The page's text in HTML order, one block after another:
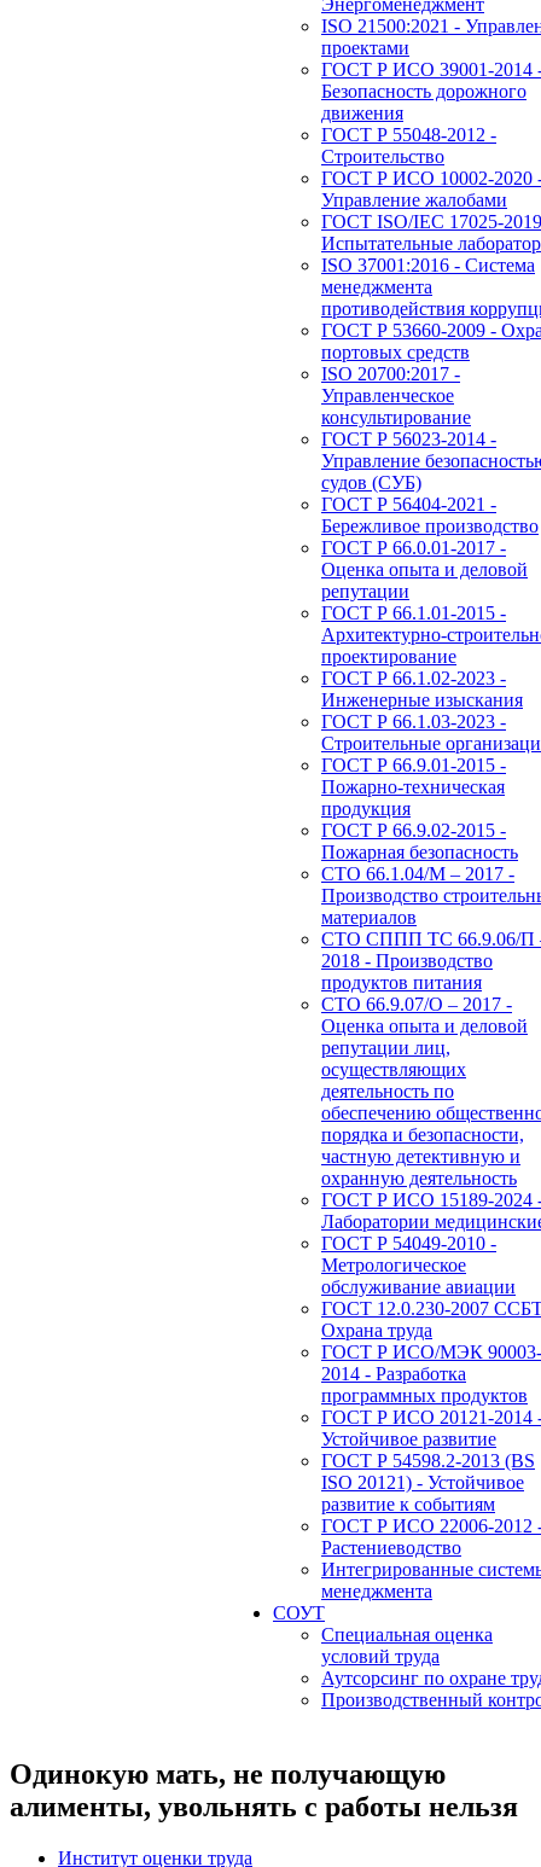
Энергоменеджмент
ISO 21500:2021 -
проектами
ГОСТ Р ИСО 39001-2014
Безопасность дорожного
движения
ГОСТ Р 55048-2012 -
Строительство
ГОСТ Р ИСО 10002-2020
Управление жалобами
ГОСТ ISO/IEC 17025-
Испытательные
ISO 37001:2016 - Система
менеджмента
противодействия
ГОСТ Р 53660-2009 -
портовых средств
ISO 20700:2017 -
Управленческое
консультирование
ГОСТ Р 56023-2014 -
Управление
судов (СУБ)
ГОСТ Р 56404-2021 -
Бережливое производство
ГОСТ Р 66.0.01-2017 -
Оценка опыта и деловой
репутации
ГОСТ Р 66.1.01-2015 -
Архитектурно-
проектирование
ГОСТ Р 66.1.02-2023 -
Инженерные изыскания
ГОСТ Р 66.1.03-2023 -
Строительные
ГОСТ Р 66.9.01-2015 -
Пожарно-техническая
продукция
ГОСТ Р 66.9.02-2015 -
Пожарная безопасность
СТО 66.1.04/М – 2017 -
Производство
материалов
СТО СППП ТС 66.9.06/П
2018 - Производство
продуктов питания
СТО 66.9.07/О – 2017 -
Оценка опыта и деловой
репутации лиц,
осуществляющих
деятельность по
обеспечению
порядка и безопасности,
частную детективную и
охранную деятельность
ГОСТ Р ИСО 15189-2024
Лаборатории
ГОСТ Р 54049-2010 -
Метрологическое
обслуживание авиации
ГОСТ 12.0.230-2007
Охрана труда
ГОСТ Р ИСО/МЭК 90003-
2014 - Разработка
программных продуктов
ГОСТ Р ИСО 20121-2014
Устойчивое развитие
ГОСТ Р 54598.2-2013 (BS
ISO 20121) - Устойчивое
развитие к событиям
ГОСТ Р ИСО 22006-2012
Растениеводство
Интегрированные
менеджмента
СОУТ
Специальная оценка
условий труда
Аутсорсинг по охране
Производственный
Одинокую мать, не получающую
алименты, увольнять с работы нельзя
Институт оценки труда